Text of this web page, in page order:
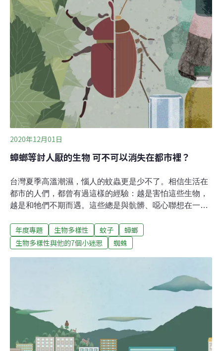
大安森林公園的土地面積將遭到淹沒。以台北為例，未來
海平面上升後，將會淹溢台北車站、總統府、立法院等
地，颱風暴潮也可能衝擊
2020年12月01日
蟑螂等討人厭的生物 可不可以消失在都市裡？
台灣夏季高溫潮濕，惱人的蚊蟲更是少不了。相信生活在
都市的人們，都曾有過這樣的經驗：越是害怕這些生物，
越是和牠們不期而遇。這些總是與骯髒、噁心聯想在一塊
的心中，仍是恨不得除之而後快，一股腦地通通歸類於
「害蟲」。其中最廣為人知的，恐怕非蟑螂莫屬。為此環
佔了約9成。蟑螂壽命約3個月至一年不等。由於世代週
期、繁殖速度與喜好環境的差異，德國蟑螂又比美洲蟑螂
環境，在乾冷的日本北海道，極少有牠們的蹤跡。曾有日
本節目在北海道街訪民眾，許多人一見到蟑螂的真面目，
並非嚇得遠遠逃開，而是好奇不已、驚呼連連，脫口而
出：「欸這不是獨角仙嗎？」其實蟑螂也並非一無是處，
年度專題 生物多樣性 蚊子
蟑螂
生物多樣性與他的7個小迷思
蜘蛛